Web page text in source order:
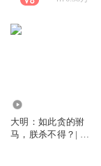
大明：如此贪的驸
马，朕杀不得？| 大